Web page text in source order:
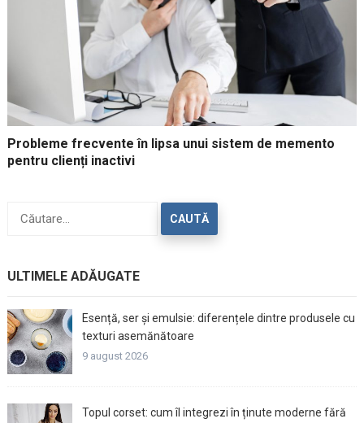
Probleme frecvente în lipsa unui sistem de memento
pentru clienți inactivi
după:
ULTIMELE ADĂUGATE
Esență, ser și emulsie: diferențele dintre produsele cu
texturi asemănătoare
9 august 2026
Topul corset: cum îl integrezi în ținute moderne fără